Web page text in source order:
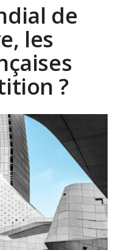
de
les
?